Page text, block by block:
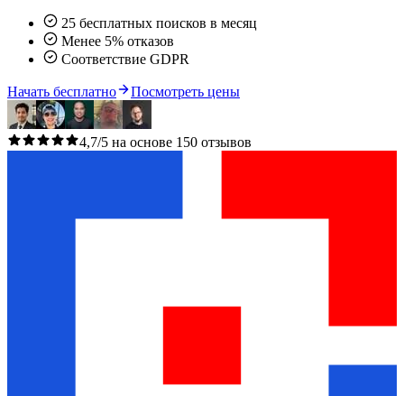
25 бесплатных поисков в месяц
Менее 5% отказов
Соответствие GDPR
Начать бесплатно Посмотреть цены
4,7/5 на основе 150 отзывов